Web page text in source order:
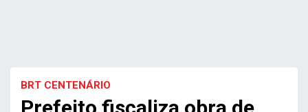
BRT CENTENÁRIO